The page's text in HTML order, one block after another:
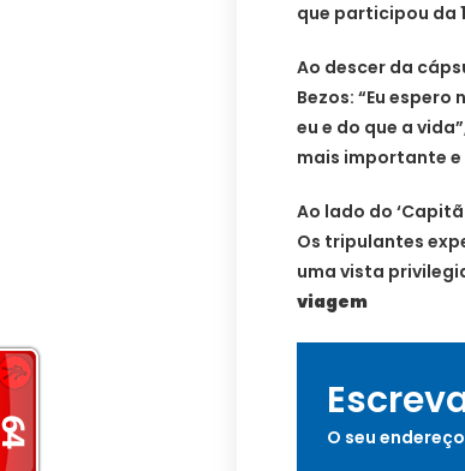
que participou da
Ao descer da
Bezos: “Eu
eu e do que a
mais importante
Ao lado do
Os tripulantes
uma vista
viagem
O seu